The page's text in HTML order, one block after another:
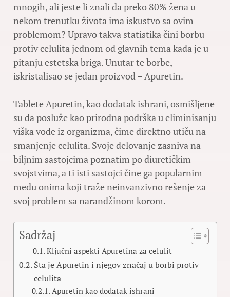
mnogih, ali jeste li znali da preko 80% žena u
nekom trenutku života ima iskustvo sa ovim
problemom? Upravo takva statistika čini borbu
protiv celulita jednom od glavnih tema kada je u
pitanju estetska briga. Unutar te borbe,
iskristalisao se jedan proizvod – Apuretin.
Tablete Apuretin, kao dodatak ishrani, osmišljene
su da posluže kao prirodna podrška u eliminisanju
viška vode iz organizma, čime direktno utiču na
smanjenje celulita. Svoje delovanje zasniva na
biljnim sastojcima poznatim po diuretičkim
svojstvima, a ti isti sastojci čine ga popularnim
među onima koji traže neinvanzivno rešenje za
svoj problem sa narandžinom korom.
Sadržaj
Ključni aspekti Apuretina za celulit
Šta je Apuretin i njegov značaj u borbi protiv
celulita
Apuretin kao dodatak ishrani